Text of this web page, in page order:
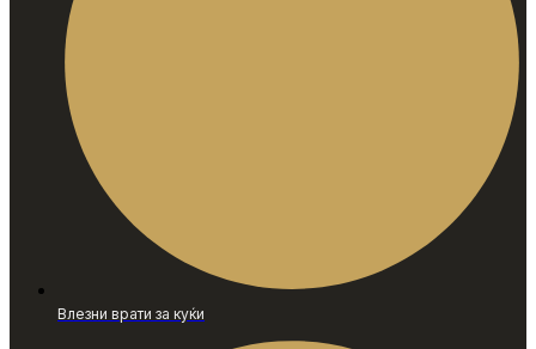
Влезни врати за куќи